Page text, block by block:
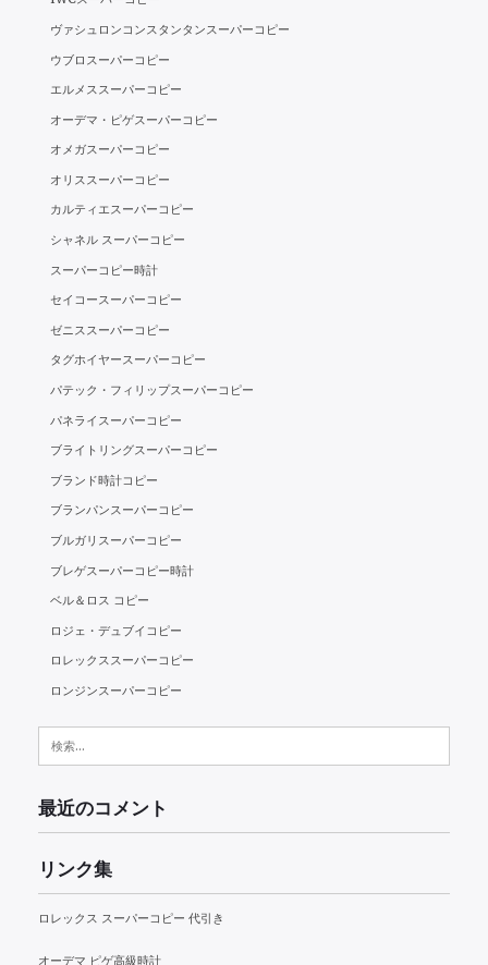
ゲ
ー
シ
ョ
ン
ヴァシュロンコンスタンタンスーパーコピー
ウブロスーパーコピー
エルメススーパーコピー
オーデマ・ピゲスーパーコピー
オメガスーパーコピー
オリススーパーコピー
カルティエスーパーコピー
シャネル スーパーコピー
スーパーコピー時計
セイコースーパーコピー
ゼニススーパーコピー
タグホイヤースーパーコピー
パテック・フィリップスーパーコピー
パネライスーパーコピー
ブライトリングスーパーコピー
ブランド時計コピー
ブランパンスーパーコピー
ブルガリスーパーコピー
ブレゲスーパーコピー時計
ベル＆ロス コピー
ロジェ・デュブイコピー
ロレックススーパーコピー
ロンジンスーパーコピー
索:
最近のコメント
リンク集
ロレックス スーパーコピー 代引き
オーデマ ピゲ高級時計